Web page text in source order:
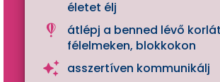
életet élj
átlépj a benned lévő
félelmeken, blokkokon
asszertíven kommunikálj